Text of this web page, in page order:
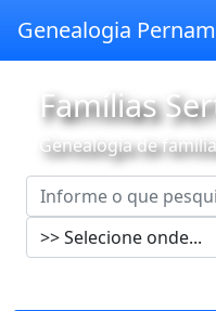
Genealogia
Famílias
Genealogia de